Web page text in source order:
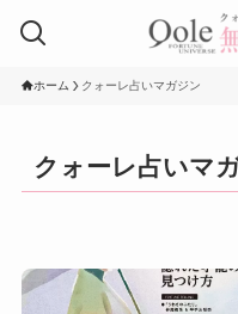
ホーム クォーレ占いマガジン
クォーレ占いマ